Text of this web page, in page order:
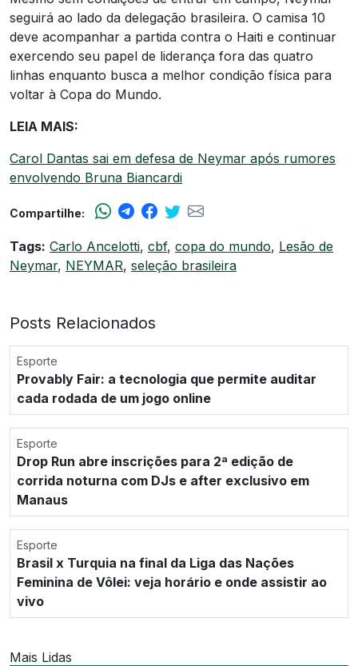
seguirá ao lado da delegação brasileira. O camisa 10
deve acompanhar a partida contra o Haiti e continuar
exercendo seu papel de liderança fora das quatro
linhas enquanto busca a melhor condição física para
voltar à Copa do Mundo.
LEIA MAIS:
Carol Dantas sai em defesa de Neymar após rumores
envolvendo Bruna Biancardi
Compartilhe:
Tags: Carlo Ancelotti, cbf, copa do mundo, Lesão de
Neymar, NEYMAR, seleção brasileira
Posts Relacionados
Esporte
Provably Fair: a tecnologia que permite auditar
cada rodada de um jogo online
Esporte
Drop Run abre inscrições para 2ª edição de
corrida noturna com DJs e after exclusivo em
Manaus
Esporte
Brasil x Turquia na final da Liga das Nações
Feminina de Vôlei: veja horário e onde assistir ao
vivo
Mais Lidas